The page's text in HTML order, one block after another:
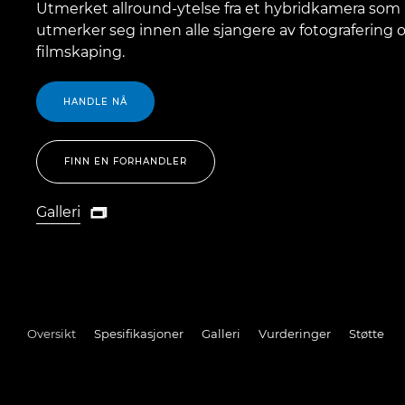
Utmerket allround-ytelse fra et hybridkamera som
utmerker seg innen alle sjangere av fotografering
filmskaping.
HANDLE NÅ
FINN EN FORHANDLER
Galleri
Galleri

Oversikt Spesifikasjoner Galleri Vurderinger Støtte